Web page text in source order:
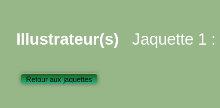
Illustrateur(s) Jaquette 1 :
Retour aux jaquettes